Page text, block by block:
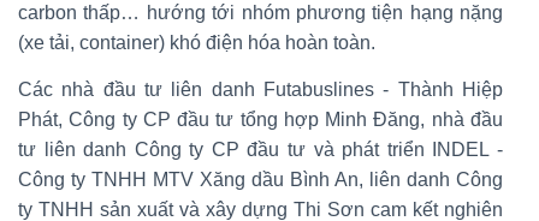
carbon thấp… hướng tới nhóm phương tiện hạng nặng
(xe tải, container) khó điện hóa hoàn toàn.
Các nhà đầu tư liên danh Futabuslines - Thành Hiệp
Phát, Công ty CP đầu tư tổng hợp Minh Đăng, nhà đầu
tư liên danh Công ty CP đầu tư và phát triển INDEL -
Công ty TNHH MTV Xăng dầu Bình An, liên danh Công
ty TNHH sản xuất và xây dựng Thi Sơn cam kết nghiên